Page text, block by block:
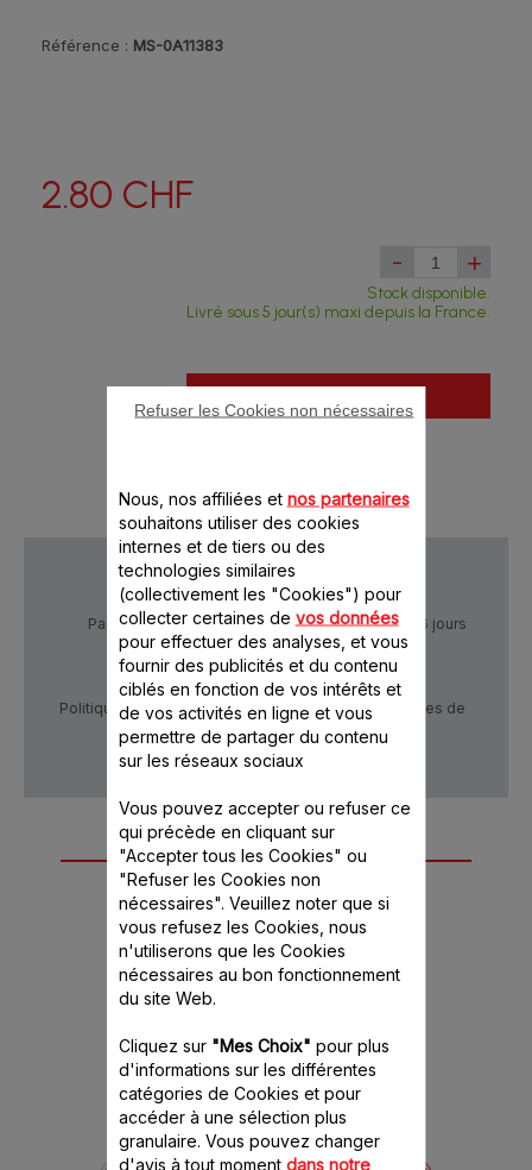
Référence : MS-0A11383
2.80 CHF
- +
Stock disponible.
Livré sous 5 jour(s) maxi depuis la France.
Paiement Sécurisé Livraison sous 5 à 6 jours
Politique de confidentialité
Conditions générales de
vente
Autre(s) accessoire(s)
recommandé(s)
Rondelle Blender MS-
Nous, nos affiliées et nos partenaires
souhaitons utiliser des cookies
internes et de tiers ou des
technologies similaires
(collectivement les "Cookies") pour
collecter certaines de vos données
pour effectuer des analyses, et vous
fournir des publicités et du contenu
ciblés en fonction de vos intérêts et
de vos activités en ligne et vous
permettre de partager du contenu
sur les réseaux sociaux
Vous pouvez accepter ou refuser ce
qui précède en cliquant sur
"Accepter tous les Cookies" ou
"Refuser les Cookies non
nécessaires". Veuillez noter que si
vous refusez les Cookies, nous
n'utiliserons que les Cookies
nécessaires au bon fonctionnement
du site Web.
Cliquez sur "Mes Choix" pour plus
d'informations sur les différentes
catégories de Cookies et pour
accéder à une sélection plus
granulaire. Vous pouvez changer
d'avis à tout moment dans notre
Refuser les Cookies non nécessaires